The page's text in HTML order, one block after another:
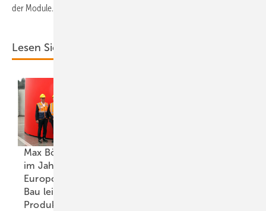
der Module.
Lesen Sie auch:
Max Bögl: 1.000 Türme
im Jahr; Fuchs
Europoles: Prototyp im
Bau leitet
Produktionsstart